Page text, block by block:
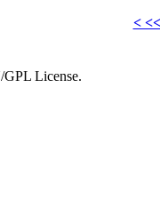
< <<
GPL License.